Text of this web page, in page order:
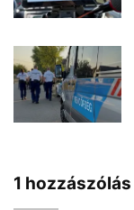
1 hozzászólás